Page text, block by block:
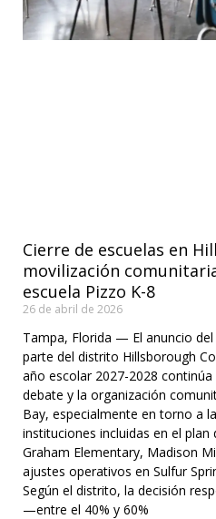
Cierre de escuelas en
movilización
escuela Pizzo K-8
26 de abril de 2026
Tampa, Florida — El anuncio
parte del distrito Hillsborough
año escolar 2027-2028
debate y la organización
Bay, especialmente en torno a
instituciones incluidas en el
Graham Elementary, Madison
ajustes operativos en Sulfur
Según el distrito, la decisión
—entre el 40% y 60%